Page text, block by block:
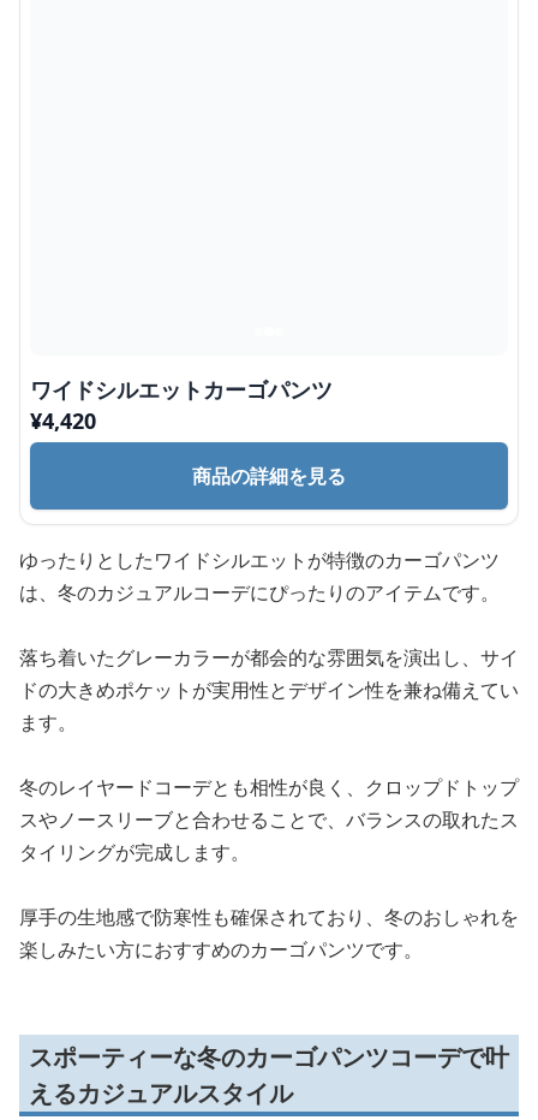
ワイドシルエットカーゴパンツ
¥4,420
商品の詳細を見る
ゆったりとしたワイドシルエットが特徴のカーゴパンツ
は、冬のカジュアルコーデにぴったりのアイテムです。
落ち着いたグレーカラーが都会的な雰囲気を演出し、サイ
ドの大きめポケットが実用性とデザイン性を兼ね備えてい
ます。
冬のレイヤードコーデとも相性が良く、クロップドトップ
スやノースリーブと合わせることで、バランスの取れたス
タイリングが完成します。
厚手の生地感で防寒性も確保されており、冬のおしゃれを
楽しみたい方におすすめのカーゴパンツです。
スポーティーな冬のカーゴパンツコーデで叶
えるカジュアルスタイル